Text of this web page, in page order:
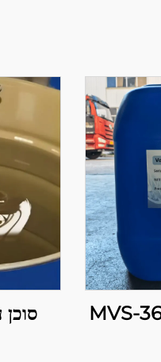
סוכן